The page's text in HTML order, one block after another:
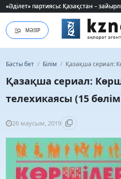
«Әділет» партиясы: Қазақстан –
«Әділет» партиясы: Қазақстан –
МӘЗІР
Басты бет / Білім / Қазақша сериал:
Қазақша сериал:
телехикаясы (15
26 маусым, 2019